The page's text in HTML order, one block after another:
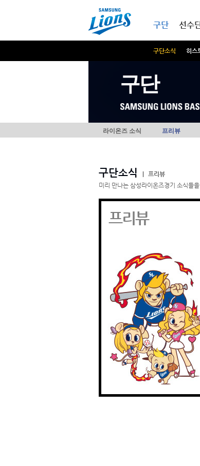
구단
구단소식 히스
선수
구단
라이온즈 소식 프리뷰
구단소식
프리뷰
미리 만나는 삼성라이온즈경기 소식들
프리뷰